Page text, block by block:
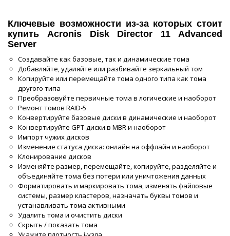
Ключевые возможности из-за которых стоит
купить Acronis Disk Director 11 Advanced
Server
Создавайте как базовые, так и динамические тома
Добавляйте, удаляйте или разбивайте зеркальный том
Копируйте или перемещайте тома одного типа как тома
другого типа
Преобразовуйте первичные тома в логические и наоборот
Ремонт томов RAID-5
Конвертируйте базовые диски в динамические и наоборот
Конвертируйте GPT-диски в MBR и наоборот
Импорт чужих дисков
Изменение статуса диска: онлайн на оффлайн и наоборот
Клонирование дисков
Изменяйте размер, перемещайте, копируйте, разделяйте и
объединяйте тома без потери или уничтожения данных
Форматировать и маркировать тома, изменять файловые
системы, размер кластеров, назначать буквы томов и
устанавливать тома активными
Удалить тома и очистить диски
Скрыть / показать тома